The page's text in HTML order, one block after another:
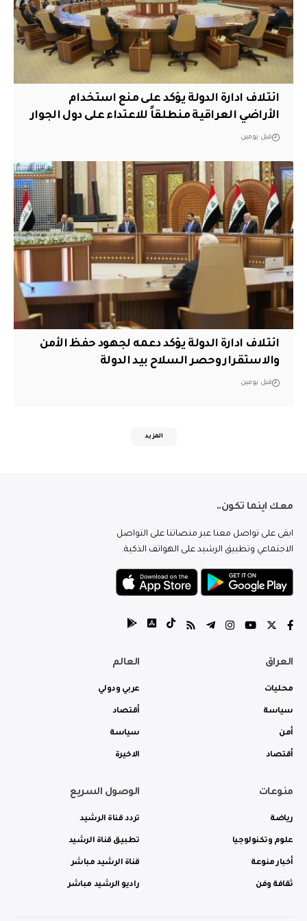
ائتلاف ادارة الدولة يؤكد على منع استخدام
الأراضي العراقية منطلقاً للاعتداء على دول الجوار
قبل يومين
ائتلاف ادارة الدولة يؤكد دعمه لجهود حفظ الأمن
والاستقرار وحصر السلاح بيد الدولة
قبل يومين
المزيد
معك اينما تكون..
ابقى على تواصل معنا عبر منصاتنا على التواصل
الاجتماعي وتطبيق الرشيد على الهواتف الذكية.
العراق
محليات
سياسة
أمن
أقتصاد
العالم
عربي ودولي
أقتصاد
سياسة
الاخيرة
منوعات
رياضة
علوم وتكنولوجيا
أخبار منوعة
ثقافة وفن
الوصول السريع
تردد قناة الرشيد
تطبيق قناة الرشيد
قناة الرشيد مباشر
راديو الرشيد مباشر